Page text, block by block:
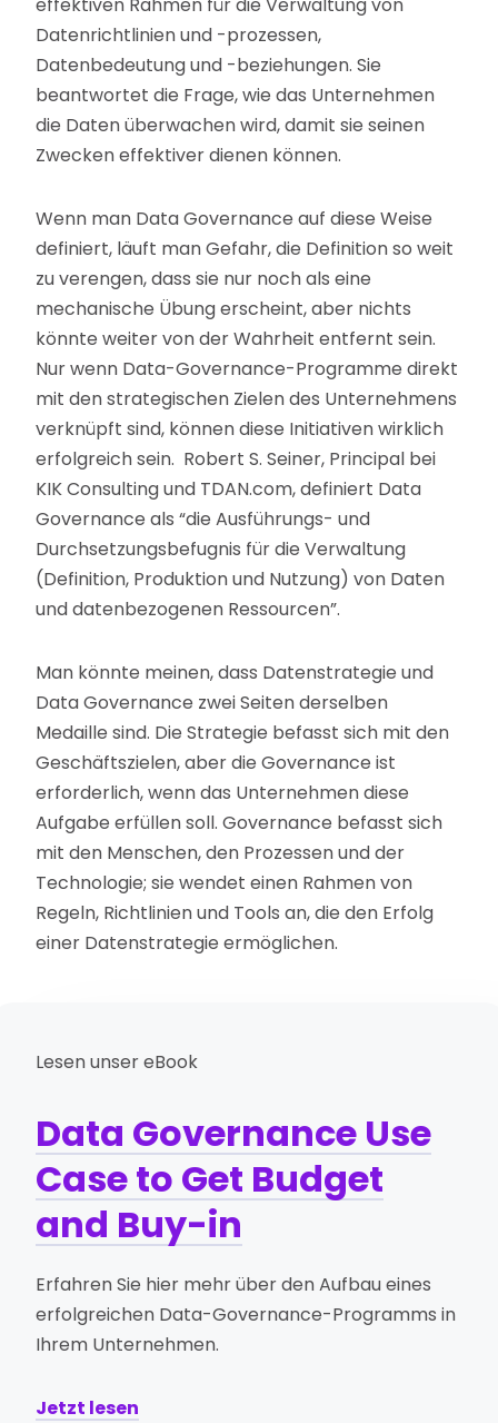
effektiven Rahmen für die Verwaltung von
Datenrichtlinien und -prozessen,
Datenbedeutung und -beziehungen. Sie
beantwortet die Frage, wie das Unternehmen
die Daten überwachen wird, damit sie seinen
Zwecken effektiver dienen können.
Wenn man Data Governance auf diese Weise
definiert, läuft man Gefahr, die Definition so weit
zu verengen, dass sie nur noch als eine
mechanische Übung erscheint, aber nichts
könnte weiter von der Wahrheit entfernt sein.
Nur wenn Data-Governance-Programme direkt
mit den strategischen Zielen des Unternehmens
verknüpft sind, können diese Initiativen wirklich
erfolgreich sein. Robert S. Seiner, Principal bei
KIK Consulting und TDAN.com, definiert Data
Governance als “die Ausführungs- und
Durchsetzungsbefugnis für die Verwaltung
(Definition, Produktion und Nutzung) von Daten
und datenbezogenen Ressourcen”.
Man könnte meinen, dass Datenstrategie und
Data Governance zwei Seiten derselben
Medaille sind. Die Strategie befasst sich mit den
Geschäftszielen, aber die Governance ist
erforderlich, wenn das Unternehmen diese
Aufgabe erfüllen soll. Governance befasst sich
mit den Menschen, den Prozessen und der
Technologie; sie wendet einen Rahmen von
Regeln, Richtlinien und Tools an, die den Erfolg
einer Datenstrategie ermöglichen.
Lesen unser eBook
Data Governance Use
Case to Get Budget
and Buy-in
Erfahren Sie hier mehr über den Aufbau eines
erfolgreichen Data-Governance-Programms in
Ihrem Unternehmen.
Jetzt lesen